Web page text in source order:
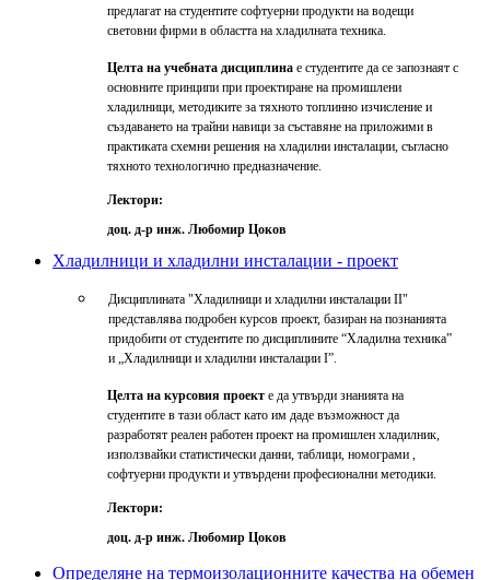
предлагат на студентите софтуерни продукти на водещи
световни фирми в областта на хладилната техника.
Целта на учебната дисциплина е студентите да се запознаят с
основните принципи при проектиране на промишлени
хладилници, методиките за тяхното топлинно изчисление и
създаването на трайни навици за съставяне на приложими в
практиката схемни решения на хладилни инсталации, съгласно
тяхното технологично предназначение.
Лектори:
доц. д-р инж. Любомир Цоков
Хладилници и хладилни инсталации - проект
Дисциплината "Хладилници и хладилни инсталации II"
представлява подробен курсов проект, базиран на познанията
придобити от студентите по дисциплините “Хладилна техника”
и „Хладилници и хладилни инсталации I”.
Целта на курсовия проект е да утвърди знанията на
студентите в тази област като им даде възможност да
разработят реален работен проект на промишлен хладилник,
използвайки статистически данни, таблици, номограми ,
софтуерни продукти и утвърдени професионални методики.
Лектори:
доц. д-р инж. Любомир Цоков
Определяне на термоизолационните качества на обемен